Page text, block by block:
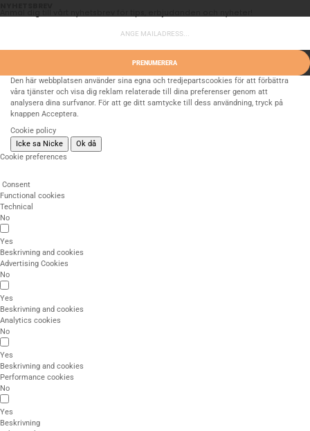
PRENUMERERA
Den här webbplatsen använder sina egna och tredjepartscookies för att förbättra
våra tjänster och visa dig reklam relaterade till dina preferenser genom att
analysera dina surfvanor. För att ge ditt samtycke till dess användning, tryck på
knappen Acceptera.
Cookie policy
Icke sa Nicke
Ok då
Cookie preferences
Consent
Functional cookies
Technical
No
Yes
Beskrivning and cookies
Advertising Cookies
No
Yes
Beskrivning and cookies
Analytics cookies
No
Yes
Beskrivning and cookies
Performance cookies
No
Yes
Beskrivning